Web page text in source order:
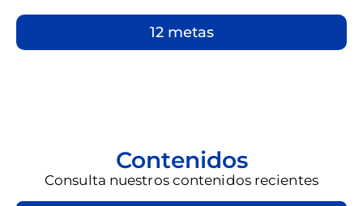
12 metas
Contenidos
Consulta nuestros contenidos recientes